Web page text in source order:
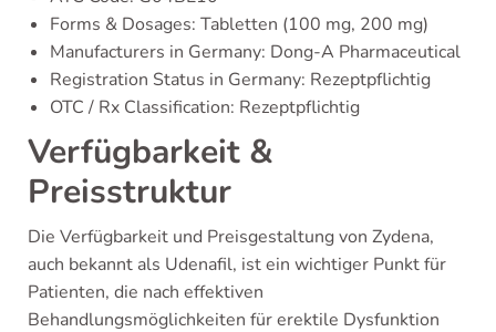
Forms & Dosages: Tabletten (100 mg, 200 mg)
Manufacturers in Germany: Dong-A Pharmaceutical
Registration Status in Germany: Rezeptpflichtig
OTC / Rx Classification: Rezeptpflichtig
Verfügbarkeit &
Preisstruktur
Die Verfügbarkeit und Preisgestaltung von Zydena,
auch bekannt als Udenafil, ist ein wichtiger Punkt für
Patienten, die nach effektiven
Behandlungsmöglichkeiten für erektile Dysfunktion